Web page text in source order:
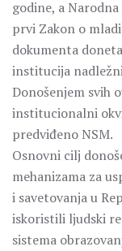
godine, a
prvi Zakon o
dokumenta
institucija
Donošenjem svih
institucionalni
predviđeno NSM.
Osnovni cilj
mehanizama za
i savetovanja u
iskoristili ljudski
sistema